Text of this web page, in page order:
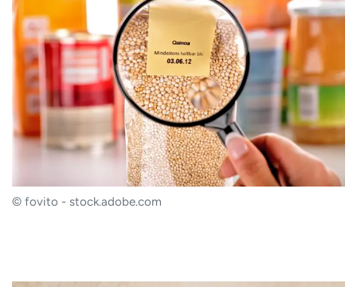
© fovito - stock.adobe.com